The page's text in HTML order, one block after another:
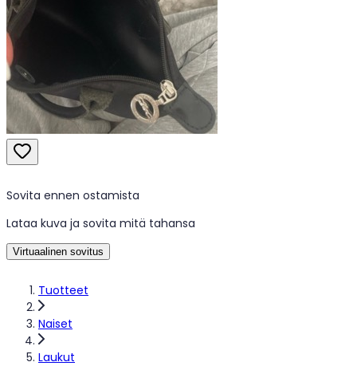
Tuotteet
Naiset
Laukut
Sovita ennen ostamista
Lataa kuva ja sovita mitä tahansa
Virtuaalinen sovitus